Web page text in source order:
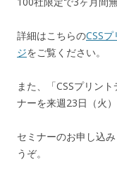
詳細はこちらのCSS
ジをご覧ください。
また、「CSSプリン
ナーを来週23日（火）
セミナーのお申し込
うぞ。